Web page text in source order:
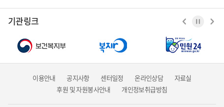
기관링크
이용안내 공지사항 센터일정 온라인상담
자료실
후원 및 자원봉사안내
개인정보취급방침